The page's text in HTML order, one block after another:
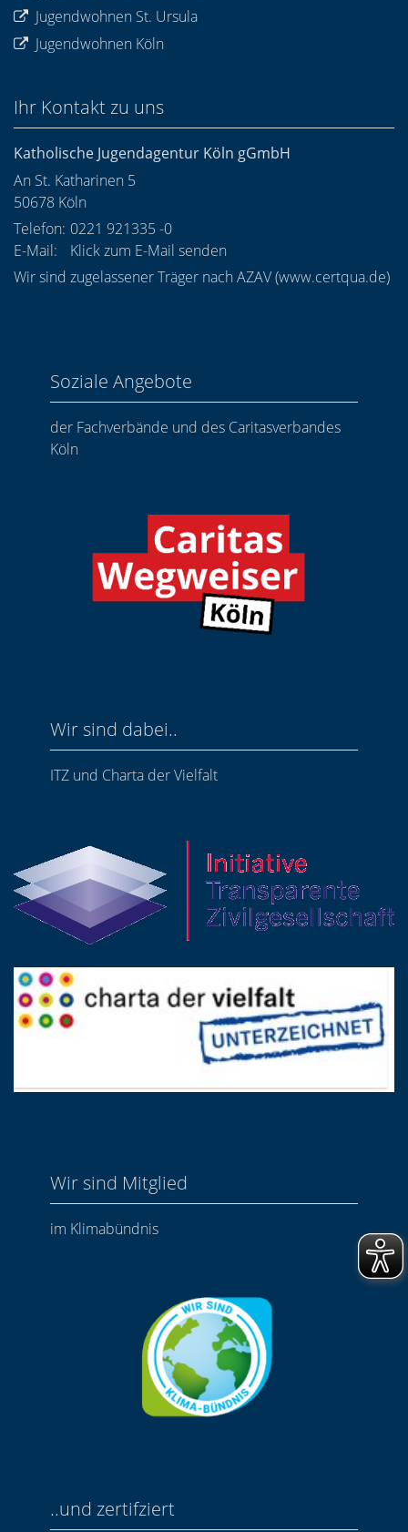
Jugendwohnen St. Ursula
Jugendwohnen Köln
Ihr Kontakt zu uns
Katholische Jugendagentur Köln gGmbH
An St. Katharinen 5
50678 Köln
Telefon: 0221 921335 -0
E-Mail:
Klick zum E-Mail senden
Wir sind zugelassener Träger nach AZAV (www.certqua.de)
Soziale Angebote
der Fachverbände und des Caritasverbandes
Köln
Wir sind dabei..
ITZ und Charta der Vielfalt
Wir sind Mitglied
im Klimabündnis
..und zertifziert